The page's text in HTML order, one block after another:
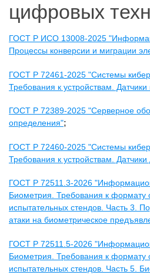
цифровых
ГОСТ Р ИСО 13008-2025
Процессы конверсии и миграции
ГОСТ Р 72461-2025 "Системы
Требования к устройствам. Датчики
ГОСТ Р 72389-2025 "Серверное
определения";
ГОСТ Р 72460-2025 "Системы
Требования к устройствам.
ГОСТ Р 72511.3-2026
Биометрия. Требования к
испытательных стендов. Часть 3.
атаки на биометрическое
ГОСТ Р 72511.5-2026
Биометрия. Требования к
испытательных стендов. Часть 5.